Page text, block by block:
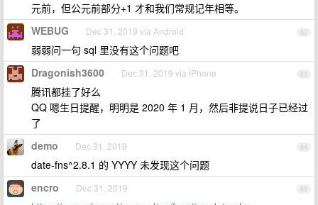
元前，但公元前部分+1 才和我们常规记年相等。
62
WEBUG Dec 31, 2019 via Android
弱弱问一句 sql 里没有这个问题吧
63
Dragonish3600 Dec 31, 2019 via iPhone
腾讯都挂了好么
QQ 嗯生日提醒，明明是 2020 年 1 月，然后非提说日子已经过
了
64
demo Dec 31, 2019
date-fns^2.8.1 的 YYYY 未发现这个问题
65
encro Dec 31, 2019